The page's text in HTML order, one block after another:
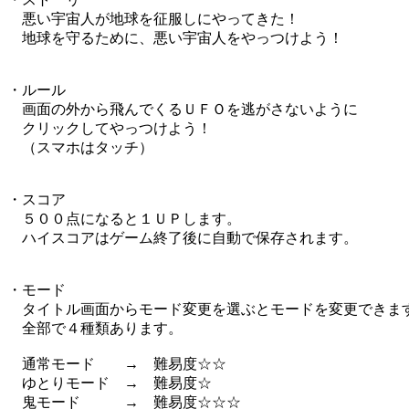
悪い宇宙人が地球を征服しにやってきた！
地球を守るために、悪い宇宙人をやっつけよう！
・ルール
画面の外から飛んでくるＵＦＯを逃がさないように
クリックしてやっつけよう！
（スマホはタッチ）
・スコア
５００点になると１ＵＰします。
ハイスコアはゲーム終了後に自動で保存されます。
・モード
タイトル画面からモード変更を選ぶとモードを変更できま
全部で４種類あります。
通常モード → 難易度☆☆
ゆとりモード → 難易度☆
鬼モード → 難易度☆☆☆